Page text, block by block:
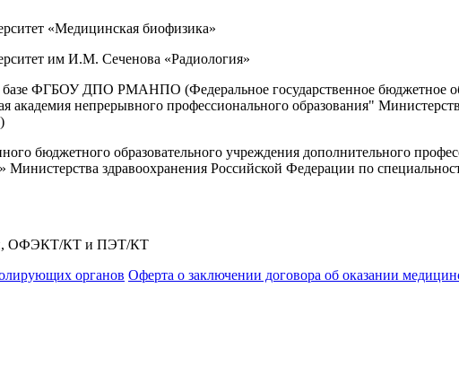
«Медицинская биофизика»
им И.М. Сеченова «Радиология»
базе ФГБОУ ДПО РМАНПО (Федеральное государственное бюджетное
академия непрерывного профессионального образования"
бюджетного образовательного учреждения дополнительного
здравоохранения Российской Федерации по
ОФЭКТ/КТ и ПЭТ/КТ
органов Оферта о заключении договора об оказании